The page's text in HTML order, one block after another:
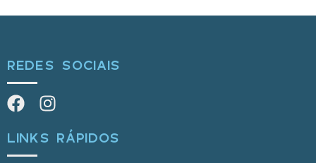
REDES SOCIAIS
LINKS RÁPIDOS